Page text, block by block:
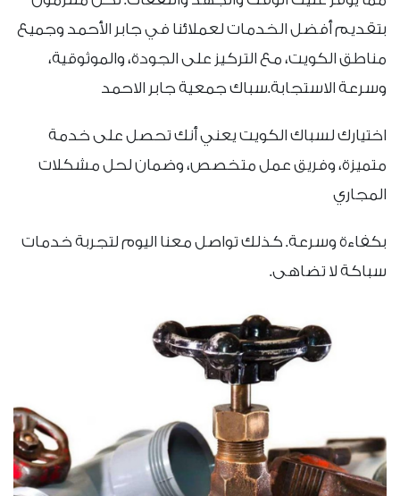
بتقديم أفضل الخدمات لعملائنا في جابر الأحمد وجميع
مناطق الكويت، مع التركيز على الجودة، والموثوقية،
وسرعة الاستجابة.سباك جمعية جابر الاحمد
اختيارك لسباك الكويت يعني أنك تحصل على خدمة
متميزة، وفريق عمل متخصص، وضمان لحل مشكلات
المجاري
بكفاءة وسرعة. كذلك تواصل معنا اليوم لتجربة خدمات
سباكة لا تضاهى.